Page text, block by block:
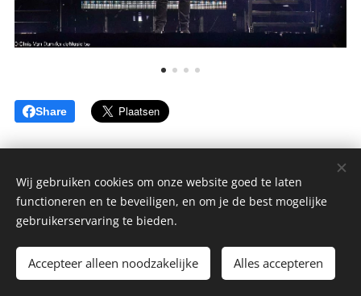
Share
Cookies
Wij gebruiken cookies om onze website goed te laten
functioneren en te beveiligen, en om je de best mogelijke
gebruikerservaring te bieden.
Accepteer alleen noodzakelijke Alles accepteren